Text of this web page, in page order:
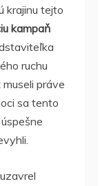
krajinu tejto
kampaň
ruchu
práve
sa tento